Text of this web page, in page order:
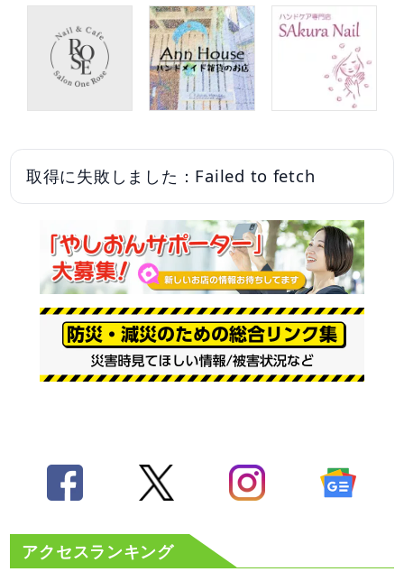
取得に失敗しました：Failed to fetch
アクセスランキング